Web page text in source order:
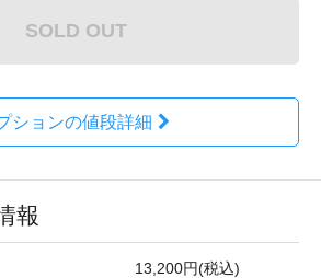
SOLD OUT
ションの値段詳細
報
13,200円(税込)